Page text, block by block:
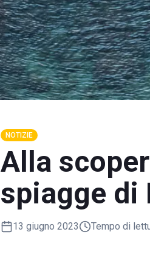
NOTIZIE
Alla
spiagge di
13 giugno 2023 Tempo di